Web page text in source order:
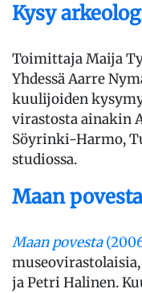
Kysy
Toimittaja Maija
Yhdessä Aarre
kuulijoiden
virastosta ainakin
Söyrinki-Harmo,
studiossa.
Maan povesta
Maan povesta
museovirastolaisia,
ja Petri Halinen.